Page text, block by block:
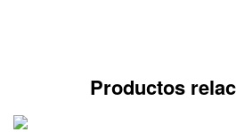
Productos